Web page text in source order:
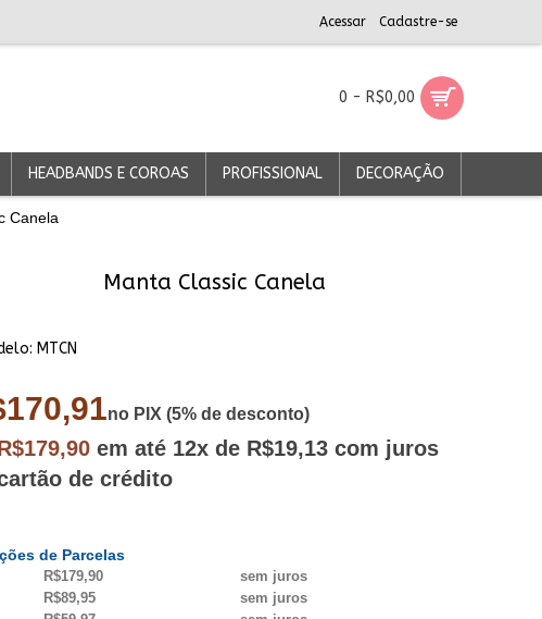
Acessar Cadastre-se
0 - R$0,00
HEADBANDS E COROAS PROFISSIONAL DECORAÇÃO
Canela
Manta Classic Canela
MTCN
no PIX (5% de desconto)
em até 12x de R$19,13 com juros
de crédito
de Parcelas
R$179,90
sem juros
R$89,95
sem juros